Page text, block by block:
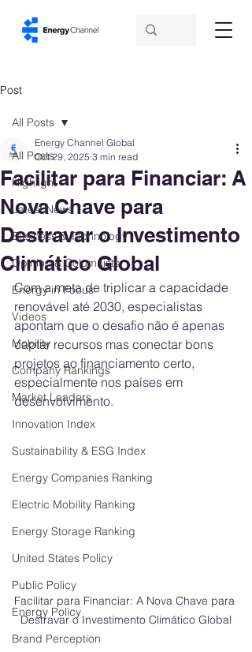
Post
All Posts
Highlight
Latest News
Business & Technology
Opinion & Columnists
Energy in Focus
Videos
Mobility
Company Rankings
Market Leaders
Innovation Index
Sustainability & ESG Index
Energy Companies Ranking
Electric Mobility Ranking
Energy Storage Ranking
United States Policy
Public Policy
Energy Policy
Brand Perception
All Posts
Facilitar para Financiar: A
Nova Chave para
Destravar o Investimento
Climático Global
Energy Channel Global
Oct 29, 2025 3 min read
Com a meta de triplicar a capacidade
renovável até 2030, especialistas
apontam que o desafio não é apenas
captar recursos mas conectar bons
projetos ao financiamento certo,
especialmente nos países em
desenvolvimento.
Facilitar para Financiar: A Nova Chave para
Destravar o Investimento Climático Global